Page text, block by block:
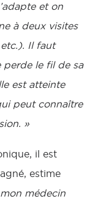
et on
à deux visites
Il faut
perde le fil de sa
est atteinte
peut connaître
»
il est
estime
médecin